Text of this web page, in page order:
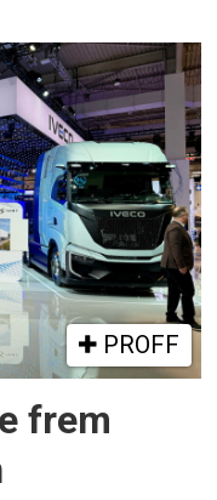
PROFF
frem